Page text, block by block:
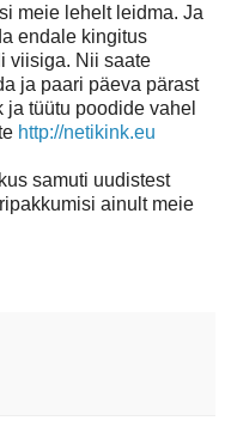
meie lehelt leidma. Ja
endale kingitus
viisiga. Nii saate
ja paari päeva pärast
tüütu poodide vahel
http://netikink.eu
samuti uudistest
ainult meie